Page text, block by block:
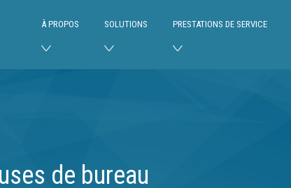
À PROPOS SOLUTIONS PRESTATIONS DE SERVICE
de bureau